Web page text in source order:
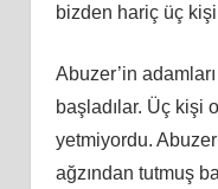
bizden hariç üç
Abuzer’in
başladılar. Üç kişi
yetmiyordu.
ağzından tutmuş